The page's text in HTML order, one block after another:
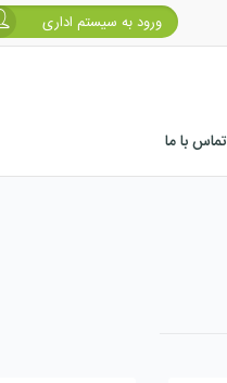
ورود به سیستم اداری
تماس با ما